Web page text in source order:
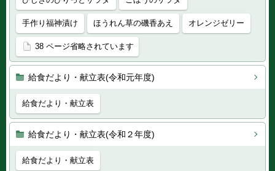
手作り福神漬け ほうれん草の磯香あえ オレンジゼリー
38 ページ省略されています
給食だより・献立表(令和元年度)
給食だより・献立表
給食だより・献立表(令和２年度)
給食だより・献立表